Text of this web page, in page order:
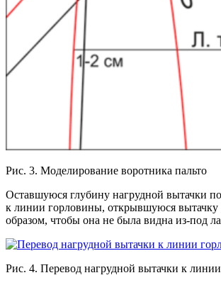
Рис. 3. Моделирование воротника пальто
Оставшуюся глубину нагрудной вытачки
к линии горловины, открывшуюся вытачку
образом, чтобы она не была видна из-под
Рис. 4. Перевод нагрудной вытачки к